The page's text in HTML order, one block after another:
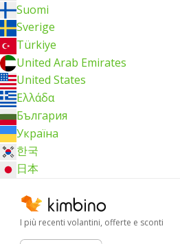
Suomi
Sverige
Türkiye
United Arab Emirates
United States
Ελλάδα
България
Україна
한국
日本
I più recenti volantini, offerte e sconti